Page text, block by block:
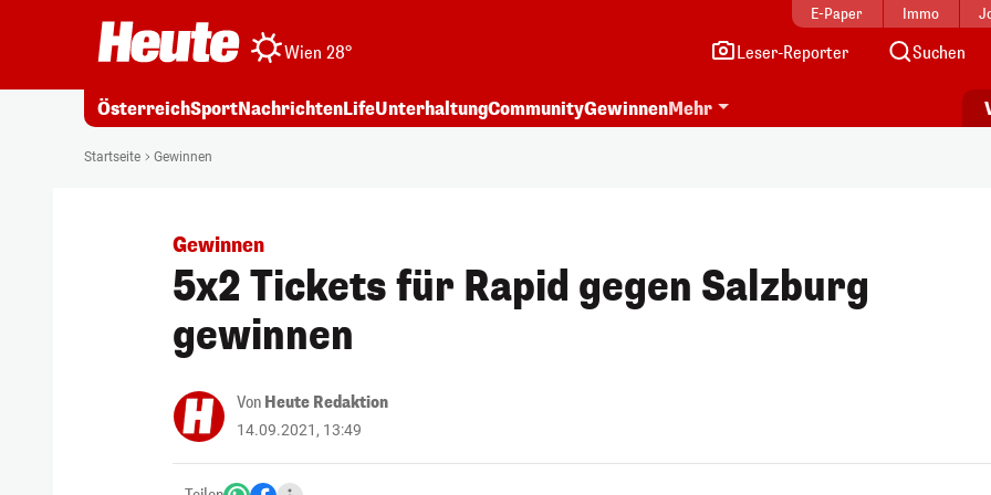
E-Paper Immo
Wien 28° Leser-Reporter Suchen
ÖsterreichSportNachrichtenLifeUnterhaltungCommunityGewinnenMehr
Startseite Gewinnen
Gewinnen
5x2 Tickets für Rapid gegen Salzburg
gewinnen
Von Heute Redaktion
14.09.2021, 13:49